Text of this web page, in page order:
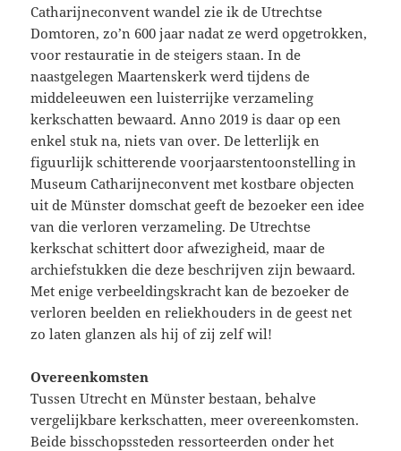
Catharijneconvent wandel zie ik de Utrechtse
Domtoren, zo’n 600 jaar nadat ze werd opgetrokken,
voor restauratie in de steigers staan. In de
naastgelegen Maartenskerk werd tijdens de
middeleeuwen een luisterrijke verzameling
kerkschatten bewaard. Anno 2019 is daar op een
enkel stuk na, niets van over. De letterlijk en
figuurlijk schitterende voorjaarstentoonstelling in
Museum Catharijneconvent met kostbare objecten
uit de Münster domschat geeft de bezoeker een idee
van die verloren verzameling. De Utrechtse
kerkschat schittert door afwezigheid, maar de
archiefstukken die deze beschrijven zijn bewaard.
Met enige verbeeldingskracht kan de bezoeker de
verloren beelden en reliekhouders in de geest net
zo laten glanzen als hij of zij zelf wil!
Overeenkomsten
Tussen Utrecht en Münster bestaan, behalve
vergelijkbare kerkschatten, meer overeenkomsten.
Beide bisschopssteden ressorteerden onder het